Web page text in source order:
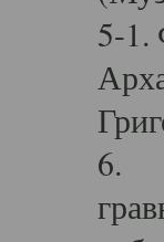
5-1.
6.